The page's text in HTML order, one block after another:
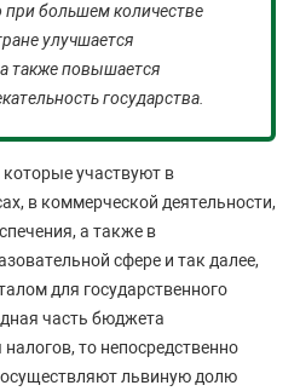
при большем количестве
улучшается
также повышается
государства.
участвуют в
в коммерческой деятельности,
а также в
сфере и так далее,
для государственного
часть бюджета
то непосредственно
львиную долю